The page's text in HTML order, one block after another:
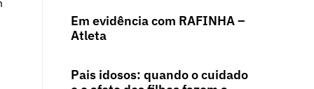
Em evidência com RAFINHA –
Atleta
Pais idosos: quando o cuidado